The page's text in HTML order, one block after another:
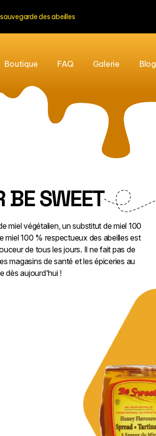
des abeilles
Boutique FAQ Galerie Blog
BE SWEET
miel végétalien, un substitut de miel 100
miel 100 % respectueux des abeilles est
de tous les jours. Il ne fait pas de
magasins de santé et les épiceries au
dès aujourd'hui !